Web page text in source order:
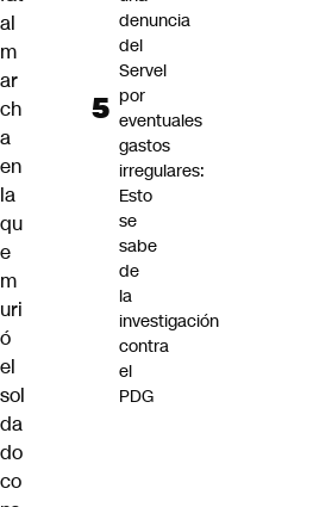
al
m
ar
ch
a
en
la
qu
e
m
uri
ó
el
sol
da
do
co
denuncia
del
Servel
por
eventuales
gastos
irregulares:
Esto
se
sabe
de
la
investigación
contra
el
PDG